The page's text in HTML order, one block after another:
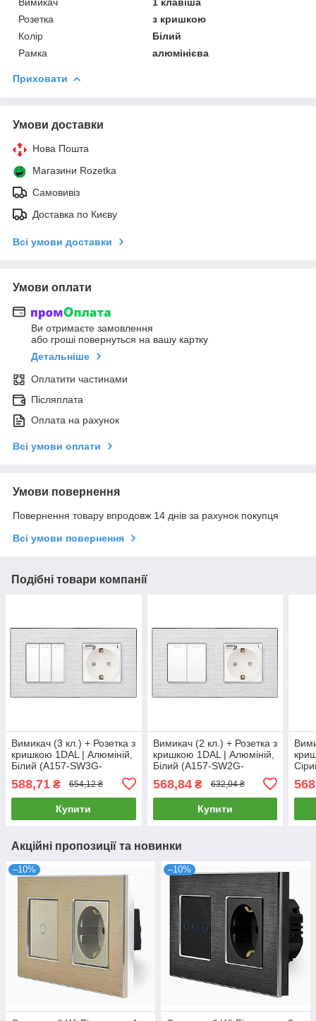
Розетка
з кришкою
Колір
Білий
Рамка
алюмінієва
Приховати
Умови доставки
Нова Пошта
Магазини Rozetka
Самовивіз
Доставка по Києву
Всі умови доставки
Умови оплати
Ви отримаєте замовлення
або гроші повернуться на вашу картку
Детальніше
Оплатити частинами
Післяплата
Оплата на рахунок
Всі умови оплати
Умови повернення
Повернення товару впродовж 14 днів за рахунок покупця
Всі умови повернення
Подібні товари компанії
Вимикач (3 кл.) + Розетка з
кришкою 1DAL | Алюміній,
Білий (A157-SW3G-
588,71 ₴ 654,12 ₴
Купити
Вимикач (2 кл.) + Розетка з
кришкою 1DAL | Алюміній,
Білий (A157-SW2G-
568,84₴ 632,04 ₴
Купити
Акційні пропозиції та новинки
–10% –10%